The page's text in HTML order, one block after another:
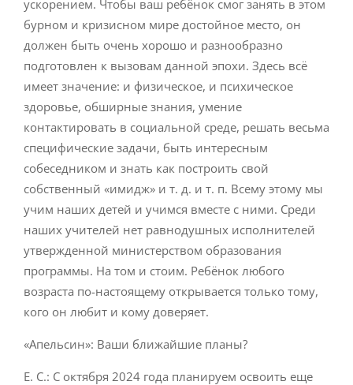
ускорением. Чтобы ваш ребёнок смог занять в этом
бурном и кризисном мире достойное место, он
должен быть очень хорошо и разнообразно
подготовлен к вызовам данной эпохи. Здесь всё
имеет значение: и физическое, и психическое
здоровье, обширные знания, умение
контактировать в социальной среде, решать весьма
специфические задачи, быть интересным
собеседником и знать как построить свой
собственный «имидж» и т. д. и т. п. Всему этому мы
учим наших детей и учимся вместе с ними. Среди
наших учителей нет равнодушных исполнителей
утвержденной министерством образования
программы. На том и стоим. Ребёнок любого
возраста по-настоящему открывается только тому,
кого он любит и кому доверяет.
«Апельсин»: Ваши ближайшие планы?
Е. С.: С октября 2024 года планируем освоить еще